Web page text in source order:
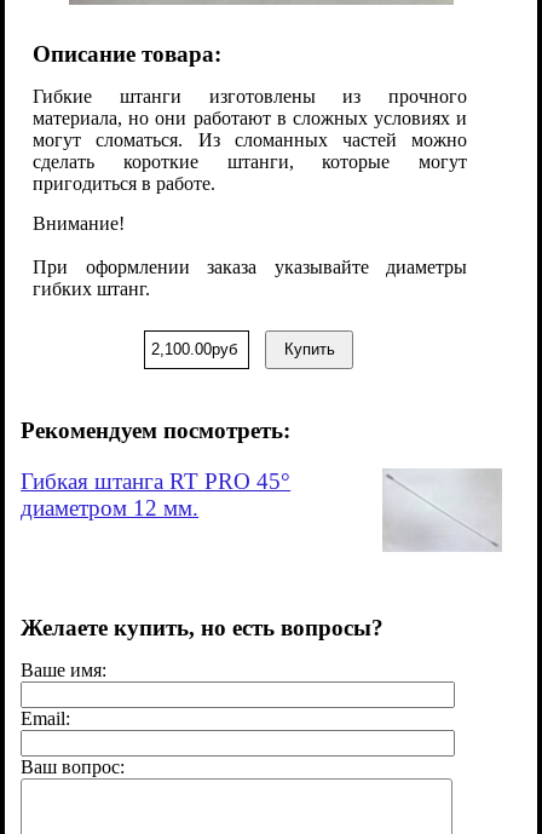
Описание товара:
Гибкие штанги изготовлены из прочного
материала, но они работают в сложных условиях и
могут сломаться. Из сломанных частей можно
сделать короткие штанги, которые могут
пригодиться в работе.
Внимание!
При оформлении заказа указывайте диаметры
гибких штанг.
2,100.00руб Купить
Рекомендуем посмотреть:
Гибкая штанга RT PRO 45°
диаметром 12 мм.
Желаете купить, но есть вопросы?
Ваше имя:
Email:
Ваш вопрос: